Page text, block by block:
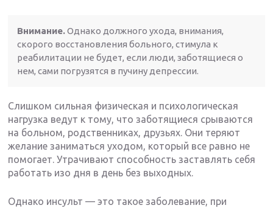
Внимание.Однако должного ухода, внимания,
скорого восстановления больного, стимула к
реабилитации не будет, если люди, заботящиеся о
нем, сами погрузятся в пучину депрессии.
Слишком сильная физическая и психологическая
нагрузка ведут к тому, что заботящиеся срываются
на больном, родственниках, друзьях. Они теряют
желание заниматься уходом, который все равно не
помогает. Утрачивают способность заставлять себя
работать изо дня в день без выходных.
Однако инсульт — это такое заболевание, при